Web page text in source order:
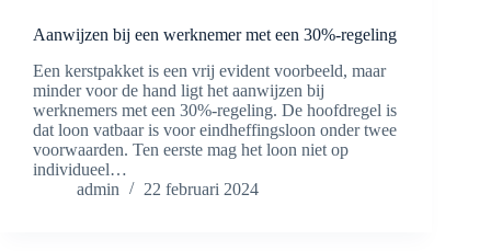
Aanwijzen bij een werknemer met een 30%-regeling
Een kerstpakket is een vrij evident voorbeeld, maar
minder voor de hand ligt het aanwijzen bij
werknemers met een 30%-regeling. De hoofdregel is
dat loon vatbaar is voor eindheffingsloon onder twee
voorwaarden. Ten eerste mag het loon niet op
individueel…
admin
22 februari 2024